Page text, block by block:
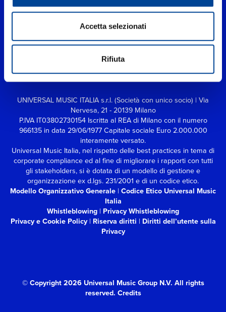
Accetta selezionati
Rifiuta
UNIVERSAL MUSIC ITALIA s.r.l. (Società con unico socio) | Via
Nervesa, 21 - 20139 Milano
P.IVA IT03802730154 Iscritta al REA di Milano con il numero
966135 in data 29/06/1977Capitale sociale Euro 2.000.000
interamente versato.
Universal Music Italia, nel rispetto delle best practices in tema di
corporate compliance ed al fine di migliorare i rapporti con tutti
gli stakeholders,si è dotata di un modello di gestione e
organizzazione ex d.lgs. 231/2001 e di un codice etico.
Modello Organizzativo Generale | Codice Etico Universal Music
Italia
Whistleblowing | Privacy Whistleblowing
Privacy e Cookie Policy| Riserva diritti | Diritti dell’utente sulla
Privacy
© Copyright 2026 Universal Music Group N.V. All rights
reserved. Credits